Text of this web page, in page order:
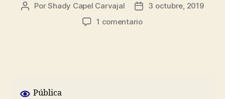
Autor
PorShady Capel Carvajal
Fecha3 octubre, 2019
1 comentarioen
Pública